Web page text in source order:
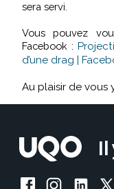
sera servi.
Vous pouvez
Facebook :
d’une drag |
Au plaisir de vous
Il
Facebook de
Instagram